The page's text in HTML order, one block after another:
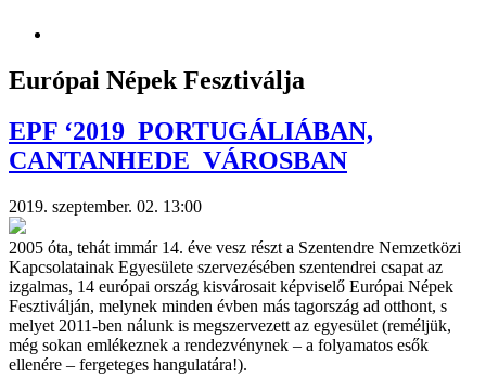
Európai Népek Fesztiválja
EPF ‘2019 PORTUGÁLIÁBAN,
CANTANHEDE VÁROSBAN
2019. szeptember. 02. 13:00
2005 óta, tehát immár 14. éve vesz részt a Szentendre Nemzetközi
Kapcsolatainak Egyesülete szervezésében szentendrei csapat az
izgalmas, 14 európai ország kisvárosait képviselő Európai Népek
Fesztiválján, melynek minden évben más tagország ad otthont, s
melyet 2011-ben nálunk is megszervezett az egyesület (reméljük,
még sokan emlékeznek a rendezvénynek – a folyamatos esők
ellenére – fergeteges hangulatára!).